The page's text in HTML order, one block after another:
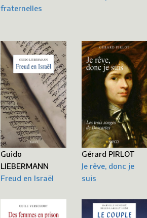
fraternelles
Guido
LIEBERMANN
Freud en Israël
Gérard PIRLOT
Je rêve, donc je
suis